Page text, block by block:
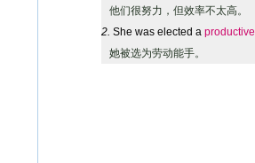
他们很努力，但效率不太高。
2. She was elected a productive
她被选为劳动能手。